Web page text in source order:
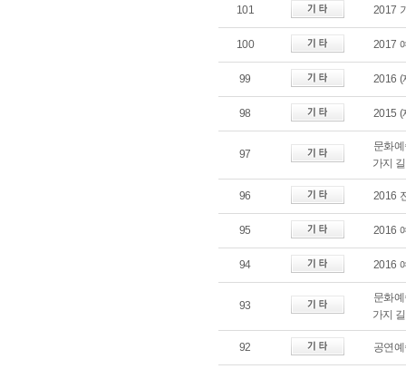
101 2017
100 2017
99 2016 (
98 2015 (
97
문화
가지 길
96 2016
95 2016
94 2016
93
문화
가지 길
92 공연